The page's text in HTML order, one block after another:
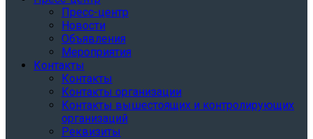
Пресс-центр
Новости
Объявления
Мероприятия
Контакты
Контакты
Контакты организации
Контакты вышестоящих и контролирующих
организаций
Реквизиты